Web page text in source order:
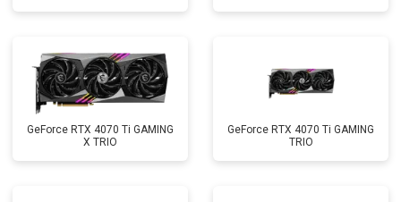
GeForce RTX 4070 Ti GAMING
X TRIO
GeForce RTX 4070 Ti GAMING
TRIO